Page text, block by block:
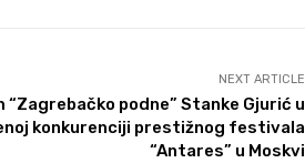
NEXT ARTICLE
“Zagrebačko podne” Stanke Gjurić u
konkurenciji prestižnog festivala
“Antares” u Moskvi